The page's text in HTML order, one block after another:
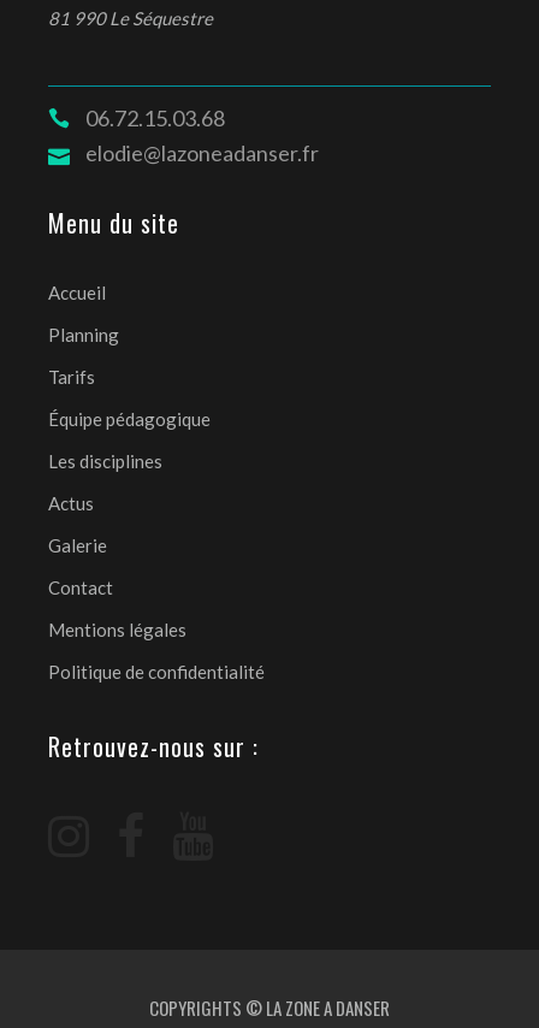
81 990 Le Séquestre
06.72.15.03.68
elodie@lazoneadanser.fr
Menu du site
Accueil
Planning
Tarifs
Équipe pédagogique
Les disciplines
Actus
Galerie
Contact
Mentions légales
Politique de confidentialité
Retrouvez-nous sur :
COPYRIGHTS © LA ZONE A DANSER